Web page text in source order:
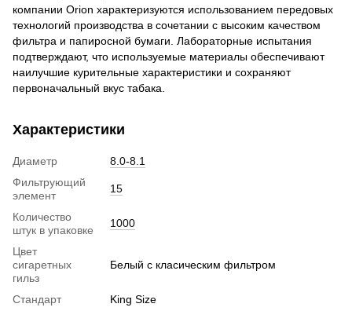
компании Orion характеризуются использованием передовых
технологий производства в сочетании с высоким качеством
фильтра и папиросной бумаги. Лабораторные испытания
подтверждают, что используемые материалы обеспечивают
наилучшие курительные характеристики и сохраняют
первоначальный вкус табака.
Характеристики
Диаметр
8.0-8.1
Фильтрующий
элемент
15
Количество
штук в упаковке
1000
Цвет
сигаретных
гильз
Белый с класическим фильтром
Стандарт King Size